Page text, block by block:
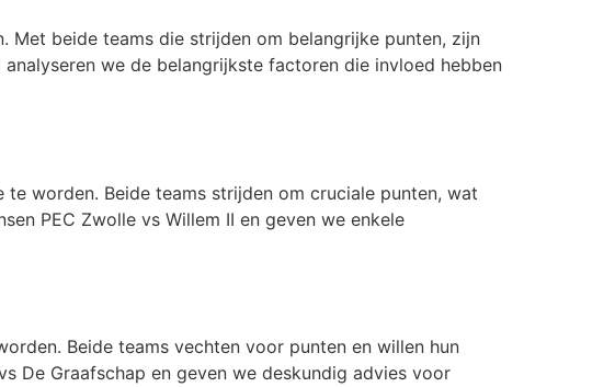
Met beide teams die strijden om belangrijke punten, zijn
we de belangrijkste factoren die invloed hebben
worden. Beide teams strijden om cruciale punten, wat
PEC Zwolle vs Willem II en geven we enkele
Beide teams vechten voor punten en willen hun
De Graafschap en geven we deskundig advies voor